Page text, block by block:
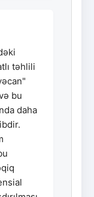
təhlili
bu
daha